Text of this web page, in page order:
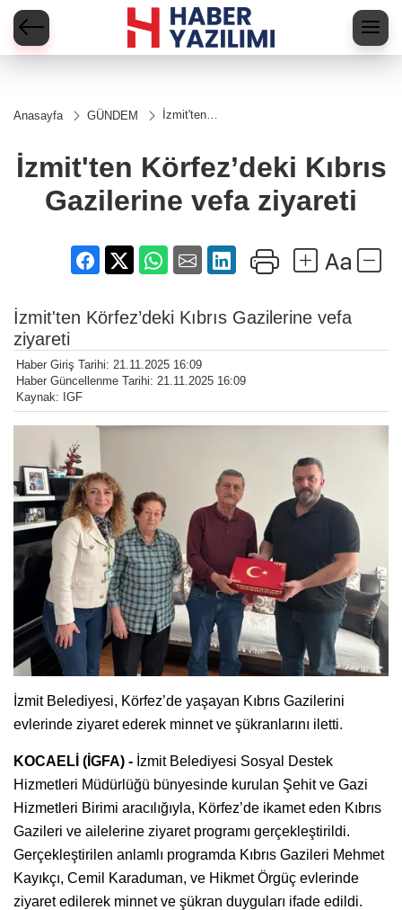
Anasayfa GÜNDEM
İzmit'ten
Gazilerine
vefa
İzmit'ten Körfez’deki Kıbrıs
Gazilerine vefa ziyareti
İzmit'ten Körfez’deki Kıbrıs Gazilerine vefa
ziyareti
Haber Giriş Tarihi: 21.11.2025 16:09
Haber Güncellenme Tarihi: 21.11.2025 16:09
Kaynak: IGF
İzmit Belediyesi, Körfez’de yaşayan Kıbrıs Gazilerini
evlerinde ziyaret ederek minnet ve şükranlarını iletti.
KOCAELİ (İGFA) - İzmit Belediyesi Sosyal Destek
Hizmetleri Müdürlüğü bünyesinde kurulan Şehit ve Gazi
Hizmetleri Birimi aracılığıyla, Körfez’de ikamet eden Kıbrıs
Gazileri ve ailelerine ziyaret programı gerçekleştirildi.
Gerçekleştirilen anlamlı programda Kıbrıs Gazileri Mehmet
Kayıkçı, Cemil Karaduman, ve Hikmet Örgüç evlerinde
ziyaret edilerek minnet ve şükran duyguları ifade edildi.